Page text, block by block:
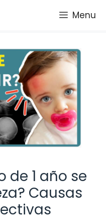
Menu
de 1 año se
Causas